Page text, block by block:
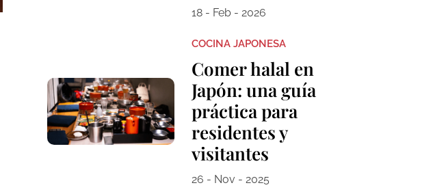
18 - Feb - 2026
COCINA JAPONESA
Comer halal en
Japón: una guía
práctica para
residentes y
visitantes
26 - Nov - 2025